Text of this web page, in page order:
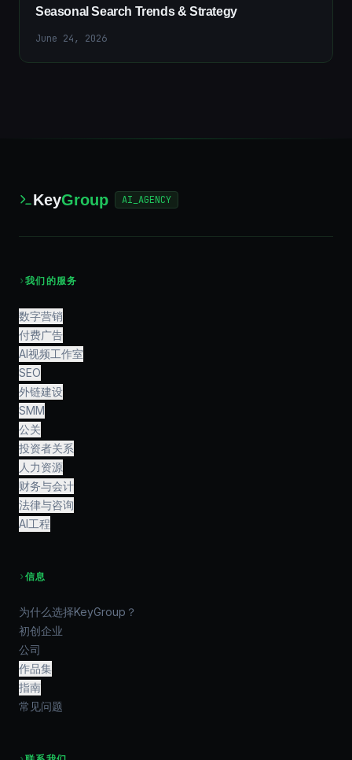
Seasonal Search Trends & Strategy
June 24, 2026
KeyGroup AI_AGENCY
›我们的服务
数字营销
付费广告
AI视频工作室
SEO
外链建设
SMM
公关
投资者关系
人力资源
财务与会计
法律与咨询
AI工程
›信息
为什么选择KeyGroup？
初创企业
公司
作品集
指南
常见问题